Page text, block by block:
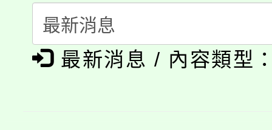
代理(課)教師甄選結果(
轉知中國文化大學推廣
《TA101》溝通分析基
淨零綠生活教案入校路
最新消息 / 內容類型